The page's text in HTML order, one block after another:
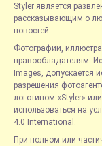
Styler является
рассказывающим о
новостей.
Фотографии,
правообладателям.
Images, допускается
разрешения
логотипом «Styler»
использоваться на
4.0 International.
При полном или